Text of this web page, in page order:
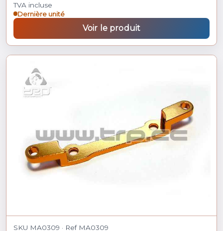
TVA incluse
Dernière unité
Voir le produit
SKU MA0309 · Ref MA0309